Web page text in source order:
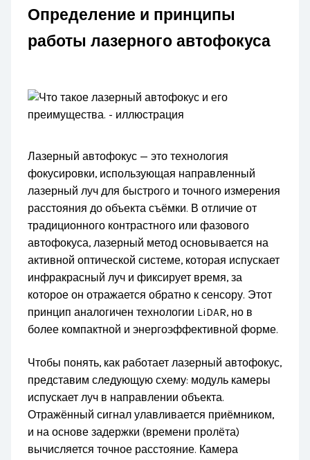
Определение и принципы
работы лазерного автофокуса
Лазерный автофокус — это технология
фокусировки, использующая направленный
лазерный луч для быстрого и точного измерения
расстояния до объекта съёмки. В отличие от
традиционного контрастного или фазового
автофокуса, лазерный метод основывается на
активной оптической системе, которая испускает
инфракрасный луч и фиксирует время, за
которое он отражается обратно к сенсору. Этот
принцип аналогичен технологии LiDAR, но в
более компактной и энергоэффективной форме.
Чтобы понять, как работает лазерный автофокус,
представим следующую схему: модуль камеры
испускает луч в направлении объекта.
Отражённый сигнал улавливается приёмником,
и на основе задержки (времени пролёта)
вычисляется точное расстояние. Камера